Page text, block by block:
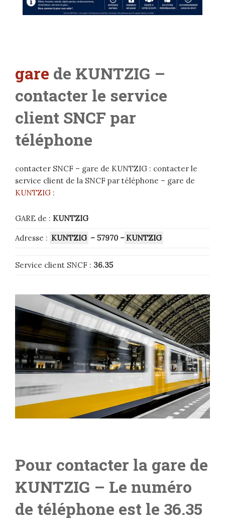
gare de KUNTZIG –
contacter le service
client SNCF par
téléphone
contacter SNCF – gare de KUNTZIG : contacter le
service client de la SNCF par téléphone – gare de
KUNTZIG :
GARE de : KUNTZIG
Adresse : KUNTZIG – 57970 – KUNTZIG
Service client SNCF : 36.35
Pour contacter la gare de
KUNTZIG – Le numéro
de téléphone est le 36.35